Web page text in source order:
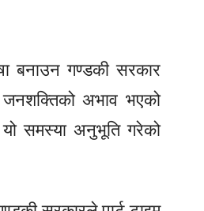
बनाउन गण्डकी सरकार
जनशक्तिको अभाव भएको
समस्या अनुभूति गरेको